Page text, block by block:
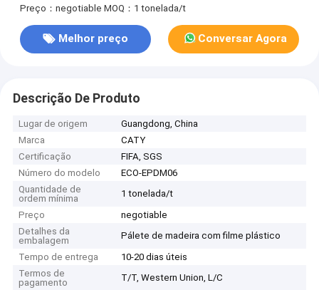
Preço：negotiable MOQ：1 tonelada/t
Melhor preço Conversar Agora
Descrição De Produto
Lugar de origem
Guangdong, China
Marca
CATY
Certificação
FIFA, SGS
Número do modelo
ECO-EPDM06
Quantidade de
ordem mínima
1 tonelada/t
Preço
negotiable
Detalhes da
embalagem
Pálete de madeira com filme plástico
Tempo de entrega
10-20 dias úteis
Termos de
pagamento
T/T, Western Union, L/C